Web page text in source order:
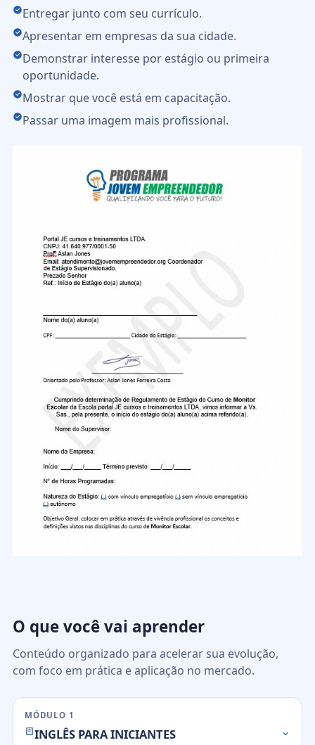
Entregar junto com seu currículo.
Apresentar em empresas da sua cidade.
Demonstrar interesse por estágio ou primeira
oportunidade.
Mostrar que você está em capacitação.
Passar uma imagem mais profissional.
O que você vai aprender
Conteúdo organizado para acelerar sua evolução,
com foco em prática e aplicação no mercado.
MÓDULO 1
INGLÊS PARA INICIANTES